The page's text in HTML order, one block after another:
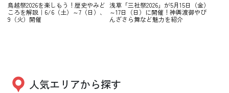
鳥越祭2026を楽しもう！歴史やみど
ころを解説｜6/6（土）～7（日）、
9（火）開催
浅草「三社祭2026」が5月15日（金）
～17日（日）に開催！神輿渡御やび
んざさら舞など魅力を紹介
人気エリアから探す